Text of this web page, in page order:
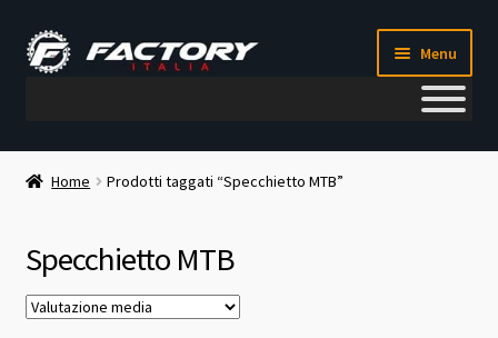
Vai
alla
Vai
al
Menu
Il mio account
Chi siamo
Home Prodotti taggati “Specchietto MTB”
Specchietto MTB